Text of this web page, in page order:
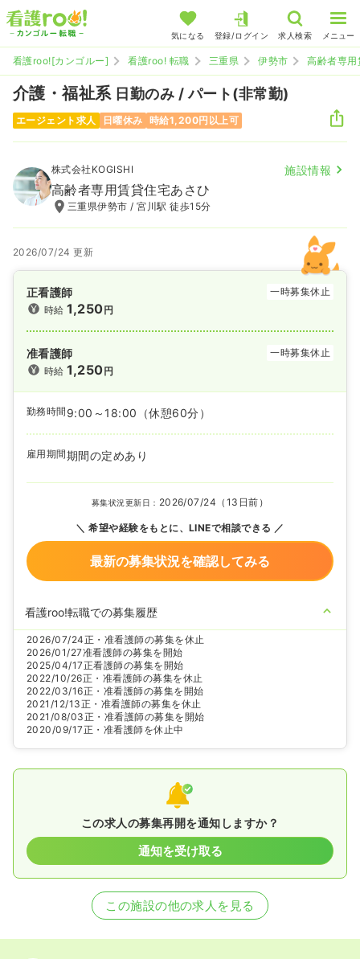
気になる 登録/ログイン 求人検索 メニュー
看護roo![カンゴルー] 看護roo! 転職 三重県 伊勢市 高齢者専
介護・福祉系 日勤のみ / パート(非常勤)
エージェント求人 日曜休み 時給1,200円以上可
株式会社KOGISHI 施設情報
高齢者専用賃貸住宅あさひ
三重県伊勢市 / 宮川駅 徒歩15分
2026/07/24 更新
正看護師
一時募集休止
時給1,250円
准看護師
一時募集休止
時給1,250円
勤務時間 9:00～18:00 （休憩60分）
雇用期間期間の定めあり
募集状況更新日： 2026/07/24（13日前）
希望や経験をもとに、LINEで相談できる
最新の募集状況を確認してみる
看護roo!転職での募集履歴
2026/07/24正・准看護師の募集を休止
2026/01/27准看護師の募集を開始
2025/04/17正看護師の募集を開始
2022/10/26正・准看護師の募集を休止
2022/03/16正・准看護師の募集を開始
2021/12/13正・准看護師の募集を休止
2021/08/03正・准看護師の募集を開始
2020/09/17正・准看護師を休止中
この求人の募集再開を通知しますか？
通知を受け取る
この施設の他の求人を見る